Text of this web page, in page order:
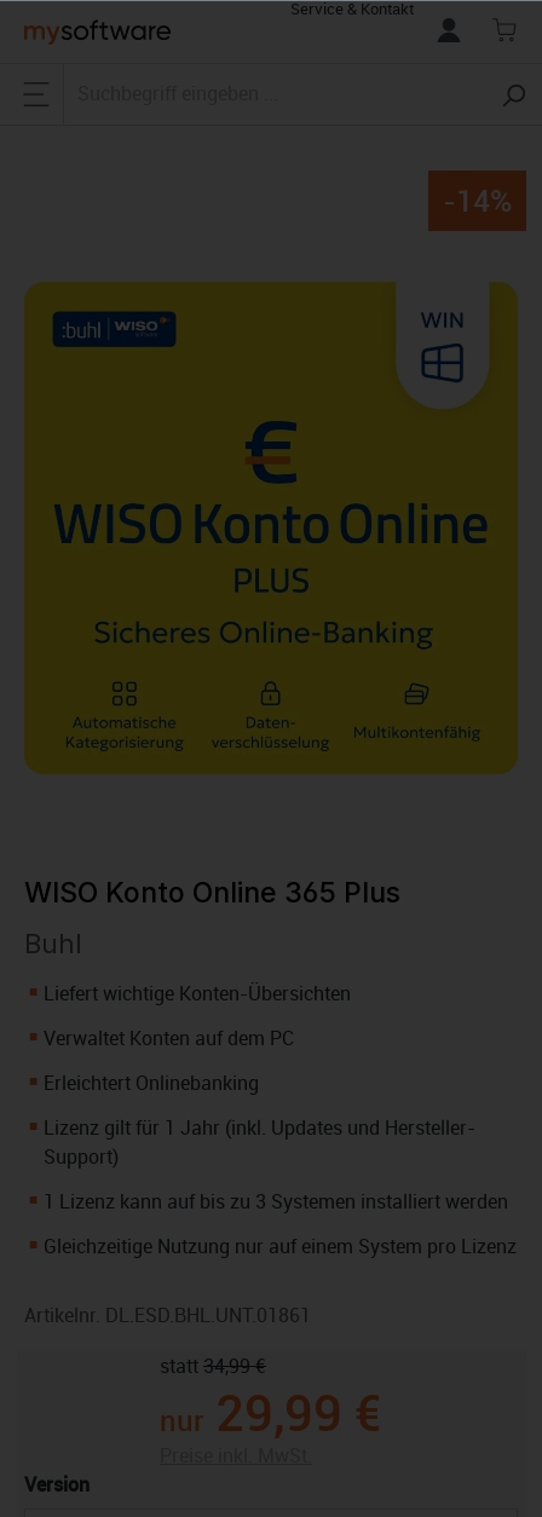
springen
Service & Kontakt
-14%
WISO Konto Online 365 Plus
Buhl
Liefert wichtige Konten-Übersichten
Verwaltet Konten auf dem PC
Erleichtert Onlinebanking
Lizenz gilt für 1 Jahr (inkl. Updates und Hersteller-
Support)
1 Lizenz kann auf bis zu 3 Systemen installiert werden
Gleichzeitige Nutzung nur auf einem System pro Lizenz
Artikelnr. DL.ESD.BHL.UNT.01861
nur 29,99 €
statt34,99 €
Versionauswählen